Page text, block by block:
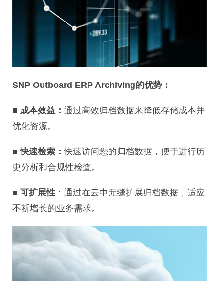
SNP Outboard ERP Archiving的优势：
■ 成本效益： 通过高效归档数据来降低存储成本并
优化资源。
■快速检索：快速访问您的归档数据，便于进行历
史分析和合规性检查。
■ 可扩展性 ：通过在云中无缝扩展归档数据，适应
不断增长的业务需求。